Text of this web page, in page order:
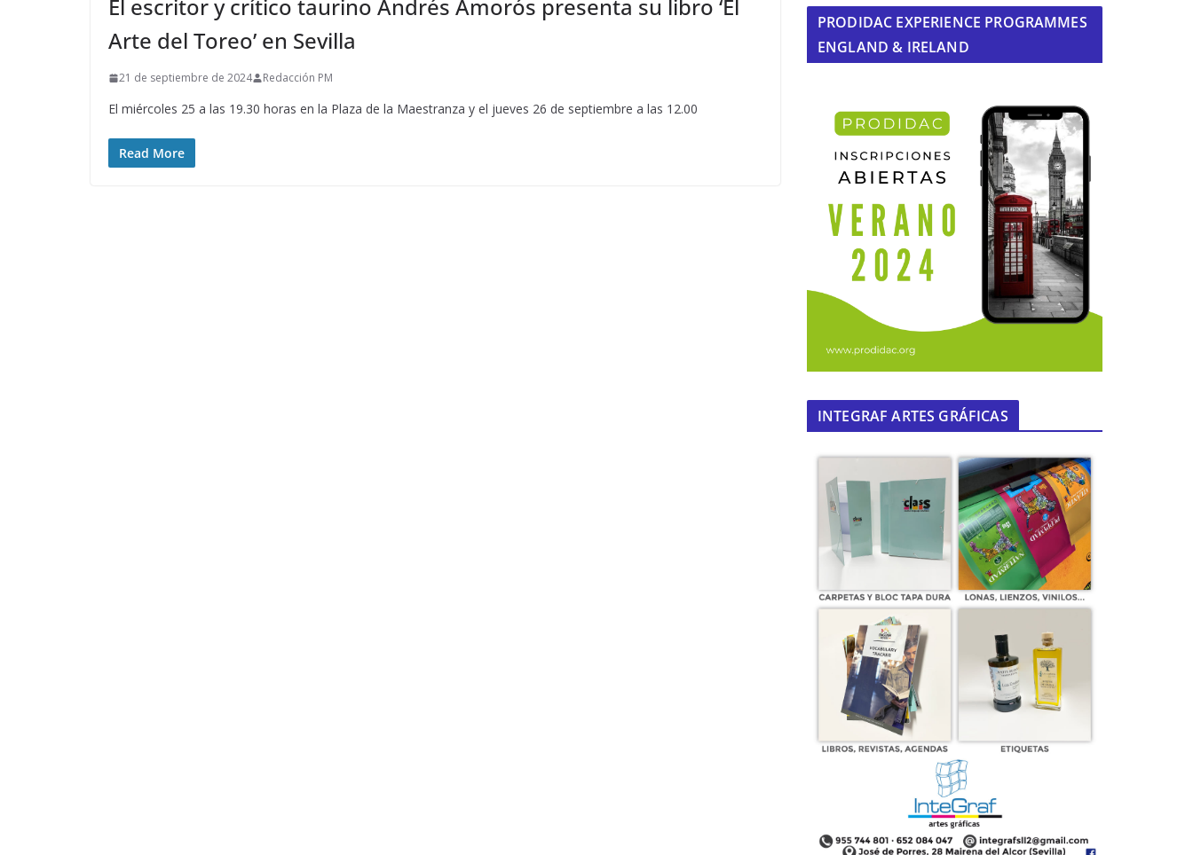
El escritor y crítico taurino Andrés Amorós presenta su libro ‘El
Arte del Toreo’ en Sevilla
21 de septiembre de 2024 Redacción PM
El miércoles 25 a las 19.30 horas en la Plaza de la Maestranza y el jueves 26 de septiembre a las 12.00
Read More
PRODIDAC EXPERIENCE PROGRAMMES
ENGLAND & IRELAND
INTEGRAF ARTES GRÁFICAS